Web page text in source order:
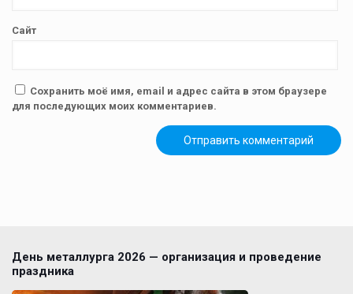
Сайт
Сохранить моё имя, email и адрес сайта в этом браузере
для последующих моих комментариев.
День металлурга 2026 — организация и проведение
праздника